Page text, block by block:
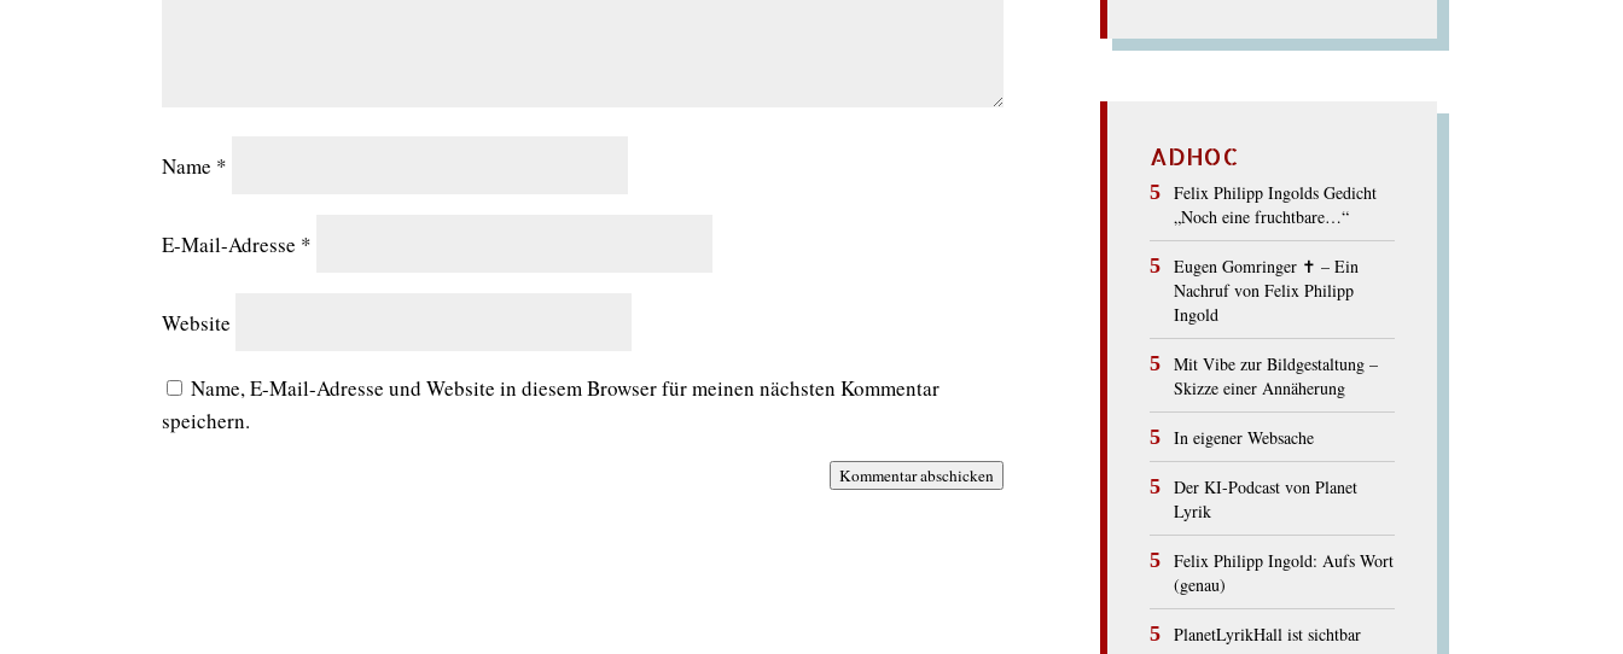
Name *
E-Mail-Adresse *
Website
Name, E-Mail-Adresse und Website in diesem Browser für meinen nächsten Kommentar
speichern.
Kommentar abschicken
ADHOC
Felix Philipp Ingolds Gedicht
„Noch eine fruchtbare…“
Eugen Gomringer ✝︎ – Ein
Nachruf von Felix Philipp
Ingold
Mit Vibe zur Bildgestaltung –
Skizze einer Annäherung
In eigener Websache
Der KI-Podcast von Planet
Lyrik
Felix Philipp Ingold: Aufs Wort
(genau)
PlanetLyrikHall ist sichtbar